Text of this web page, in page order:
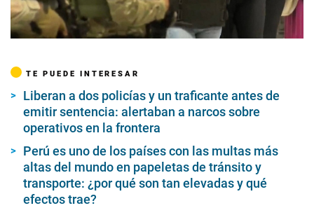
00:00 02:26
TE PUEDE INTERESAR
Liberan a dos policías y un traficante antes de
emitir sentencia: alertaban a narcos sobre
operativos en la frontera
Perú es uno de los países con las multas más
altas del mundo en papeletas de tránsito y
transporte: ¿por qué son tan elevadas y qué
efectos trae?